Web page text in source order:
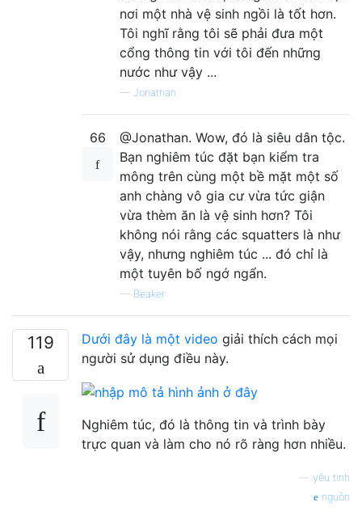
nơi một nhà vệ sinh ngồi là tốt hơn.
Tôi nghĩ rằng tôi sẽ phải đưa một
cổng thông tin với tôi đến những
nước như vậy ...
— Jonathan.
66
@Jonathan. Wow, đó là siêu dân tộc.
Bạn nghiêm túc đặt bạn kiểm tra
mông trên cùng một bề mặt một số
anh chàng vô gia cư vừa tức giận
vừa thèm ăn là vệ sinh hơn? Tôi
không nói rằng các squatters là như
vậy, nhưng nghiêm túc ... đó chỉ là
một tuyên bố ngớ ngẩn.
— Beaker
119 Dưới đây là một video giải thích cách mọi
người sử dụng điều này.
Nghiêm túc, đó là thông tin và trình bày
trực quan và làm cho nó rõ ràng hơn nhiều.
yêu tinh
nguồn